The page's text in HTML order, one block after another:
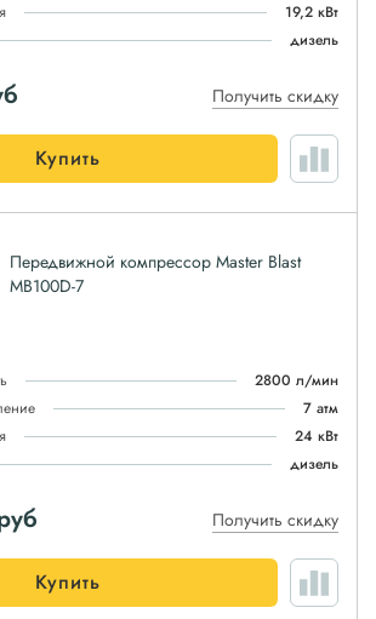
19,2 кВт
дизель
Получить скидку
Купить
Передвижной компрессор Master Blast
MB100D-7
2800 л/мин
7 атм
24 кВт
дизель
Получить скидку
Купить